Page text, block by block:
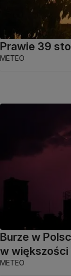
Prawie 39
METEO
Burze w
w
METEO